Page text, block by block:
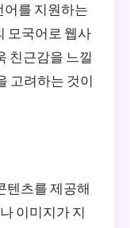
어를 지원하는
모국어로 웹사
친근감을 느낄
고려하는 것이
텐츠를 제공해
이미지가 지